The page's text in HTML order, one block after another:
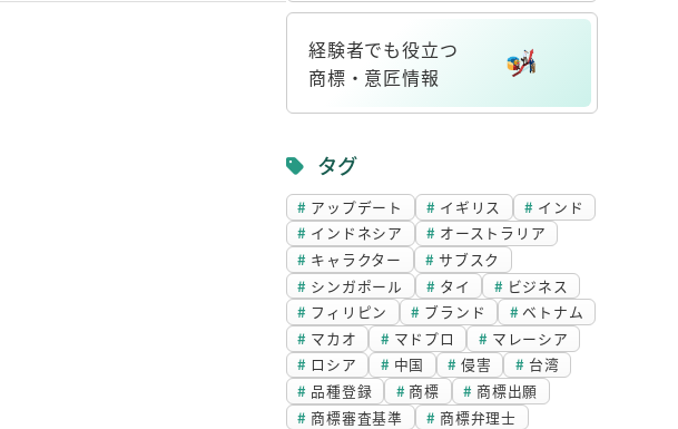
リ
経験者でも役立つ
商標・意匠情報
ン
ク
タグ
アップデート イギリス
インド
インドネシア
オーストラリア
キャラクター
サブスク
シンガポール
タイ
ビジネス
フィリピン
ブランド
ベトナム
マカオ
マドプロ
マレーシア
ロシア
中国 侵害
台湾
品種登録
商標
商標出願
商標審査基準
商標弁理士